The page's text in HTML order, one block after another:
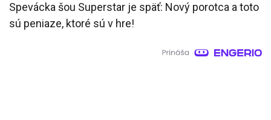
Spevácka šou Superstar je späť: Nový porotca a toto
sú peniaze, ktoré sú v hre!